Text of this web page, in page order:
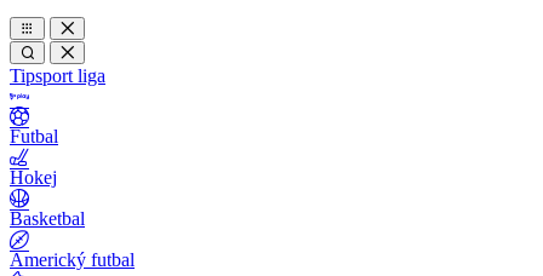
Tipsport liga
Futbal
Hokej
Basketbal
Americký futbal